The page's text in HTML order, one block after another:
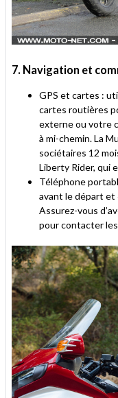
7. Navigation et
GPS et cartes :
cartes routières
externe ou votre
à mi-chemin. La
sociétaires 12
Liberty Rider, qui
Téléphone
avant le départ et
Assurez-vous
pour contacter